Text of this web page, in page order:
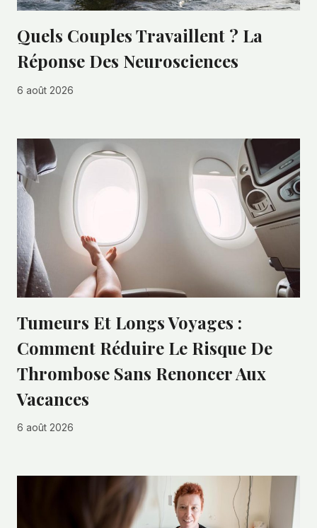
Quels Couples Travaillent ? La
Réponse Des Neurosciences
6 août 2026
Tumeurs Et Longs Voyages :
Comment Réduire Le Risque De
Thrombose Sans Renoncer Aux
Vacances
6 août 2026